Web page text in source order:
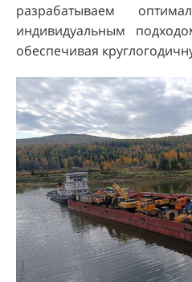
разрабатываем
индивидуальным
обеспечивая